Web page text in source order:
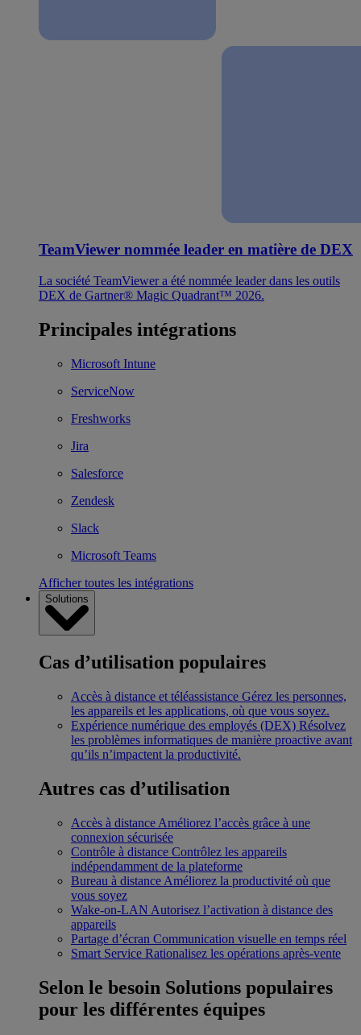
TeamViewer nommée leader en matière de DEX
La société TeamViewer a été nommée leader dans les outils
DEX de Gartner® Magic Quadrant™ 2026.
Principales intégrations
Microsoft Intune
ServiceNow
Freshworks
Jira
Salesforce
Zendesk
Slack
Microsoft Teams
Afficher toutes les intégrations
Solutions
Cas d’utilisation populaires
Accès à distance et téléassistance Gérez les personnes,
les appareils et les applications, où que vous soyez.
Expérience numérique des employés (DEX) Résolvez
les problèmes informatiques de manière proactive avant
qu’ils n’impactent la productivité.
Autres cas d’utilisation
Accès à distance Améliorez l’accès grâce à une
connexion sécurisée
Contrôle à distance Contrôlez les appareils
indépendamment de la plateforme
Bureau à distance Améliorez la productivité où que
vous soyez
Wake-on-LAN Autorisez l’activation à distance des
appareils
Partage d’écran Communication visuelle en temps réel
Smart Service Rationalisez les opérations après-vente
Selon le besoin Solutions populaires
pour les différentes équipes